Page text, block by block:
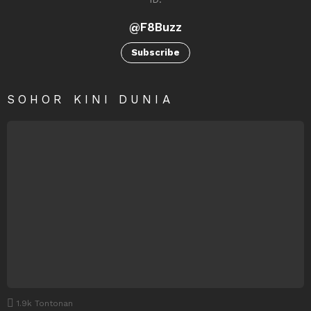
@F8Buzz
Subscribe
SOHOR KINI DUNIA
1.9k Tontonan